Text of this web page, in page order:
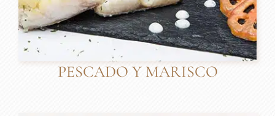
PESCADO Y MARISCO